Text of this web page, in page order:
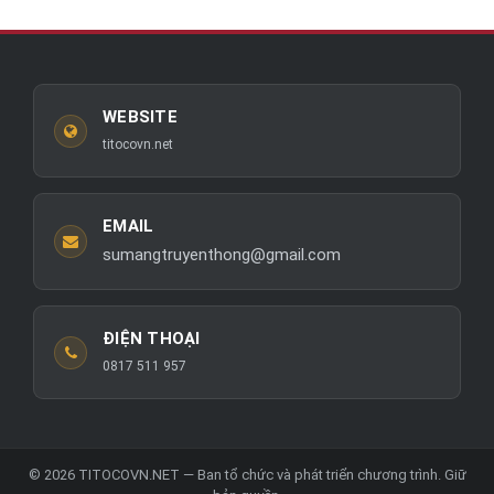
WEBSITE
titocovn.net
EMAIL
sumangtruyenthong@gmail.com
ĐIỆN THOẠI
0817 511 957
© 2026 TITOCOVN.NET — Ban tổ chức và phát triển chương trình. Giữ